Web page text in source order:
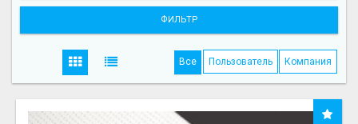
ФИЛЬТР
Все Пользователь Компания